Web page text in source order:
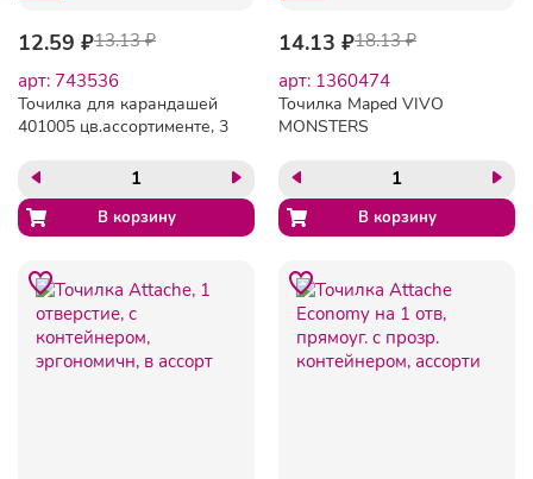
12.59 ₽13.13 ₽
арт: 743536
Точилка для карандашей
401005 цв.ассортименте, 3
14.13 ₽18.13 ₽
арт: 1360474
Точилка Maped VIVO
MONSTERS
ассорти,63511